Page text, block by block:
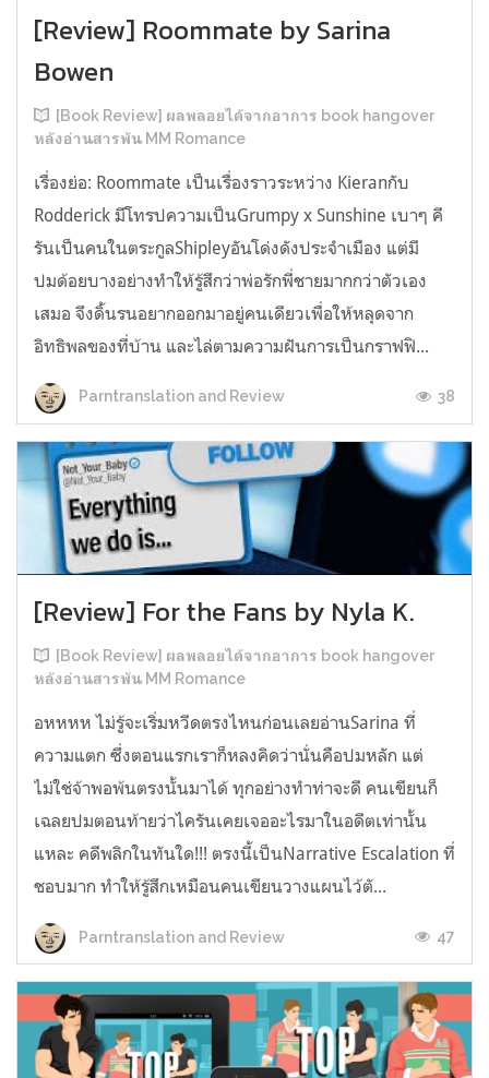
[Review] Roommate by Sarina
Bowen
[Book Review] ผลพลอยได้จากอาการ book hangover
หลังอ่านสารพัน MM Romance
เรื่องย่อ: Roommate เป็นเรื่องราวระหว่าง Kieranกับ
Rodderick มีโทรปความเป็นGrumpy x Sunshine เบาๆ คี
รันเป็นคนในตระกูลShipleyอันโด่งดังประจำเมือง แต่มี
ปมด้อยบางอย่างทำให้รู้สึกว่าพ่อรักพี่ชายมากกว่าตัวเอง
เสมอ จึงดิ้นรนอยากออกมาอยู่คนเดียวเพื่อให้หลุดจาก
อิทธิพลของที่บ้าน และไล่ตามความฝันการเป็นกราฟฟิ...
Parntranslation and Review 38
[Review] For the Fans by Nyla K.
[Book Review] ผลพลอยได้จากอาการ book hangover
หลังอ่านสารพัน MM Romance
อหหหห ไม่รู้จะเริ่มหวีดตรงไหนก่อนเลยอ่านSarina ที่
ความแตก ซึ่งตอนแรกเราก็หลงคิดว่านั่นคือปมหลัก แต่
ไม่ใช่จ้าพอพ้นตรงนั้นมาได้ ทุกอย่างทำท่าจะดี คนเขียนก็
เฉลยปมตอนท้ายว่าไครันเคยเจออะไรมาในอดีตเท่านั้น
แหละ คดีพลิกในทันใด!!! ตรงนี้เป็นNarrative Escalation ที่
ชอบมาก ทำให้รู้สึกเหมือนคนเขียนวางแผนไว้ตั...
Parntranslation and Review 47